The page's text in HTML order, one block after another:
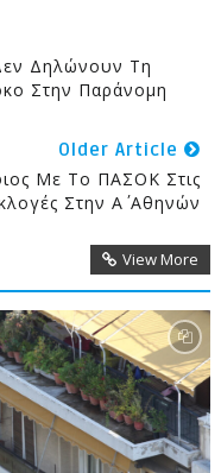
Δηλώνουν Τη
Στην Παράνομη
Older Article
Με Το ΠΑΣΟΚ Στις
Στην Α΄ Αθηνών
View More